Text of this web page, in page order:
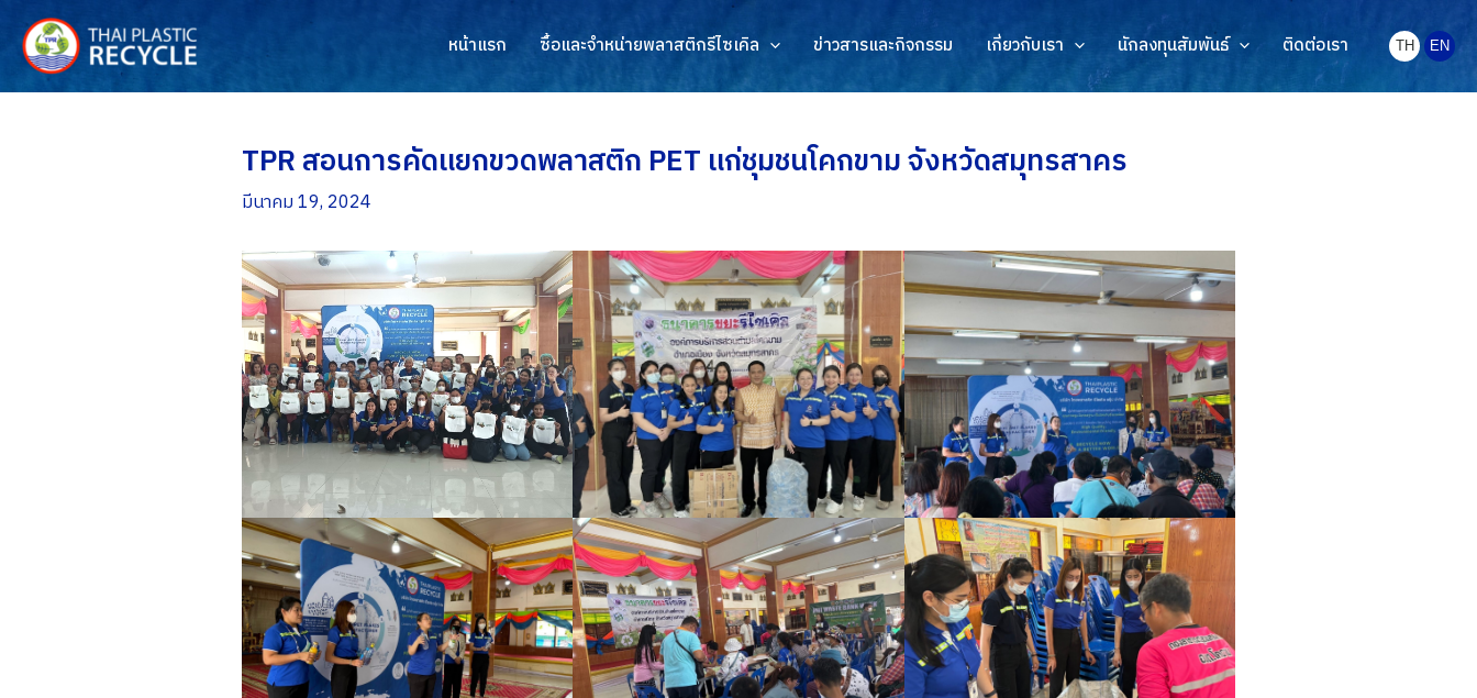
content
หน้าแรก ซื้อและจำหน่ายพลาสติกรีไซเคิล ข่าวสารและกิจกรรม เกี่ยวกับเรา นักลงทุนสัมพันธ์ ติดต่อเรา TH EN
TPR สอนการคัดแยกขวดพลาสติก PET แก่ชุมชนโคกขาม จังหวัดสมุทรสาคร
มีนาคม 19, 2024